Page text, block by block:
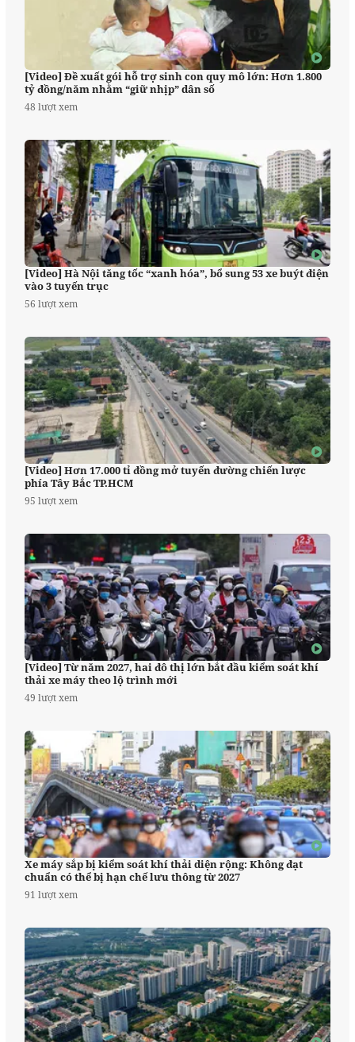
[Video] Đề xuất gói hỗ trợ sinh con quy mô lớn: Hơn 1.800
tỷ đồng/năm nhằm “giữ nhịp” dân số
48 lượt xem
[Video] Hà Nội tăng tốc “xanh hóa”, bổ sung 53 xe buýt điện
vào 3 tuyến trục
56 lượt xem
[Video] Hơn 17.000 tỉ đồng mở tuyến đường chiến lược
phía Tây Bắc TP.HCM
95 lượt xem
[Video] Từ năm 2027, hai đô thị lớn bắt đầu kiểm soát khí
thải xe máy theo lộ trình mới
49 lượt xem
Xe máy sắp bị kiểm soát khí thải diện rộng: Không đạt
chuẩn có thể bị hạn chế lưu thông từ 2027
91 lượt xem